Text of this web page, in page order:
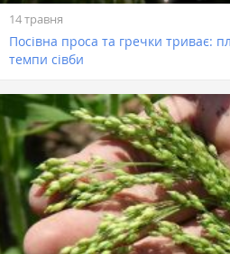
14 травня
Посівна проса та гречки триває:
темпи сівби